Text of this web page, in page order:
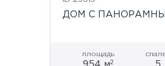
ДОМ С
площадь
2